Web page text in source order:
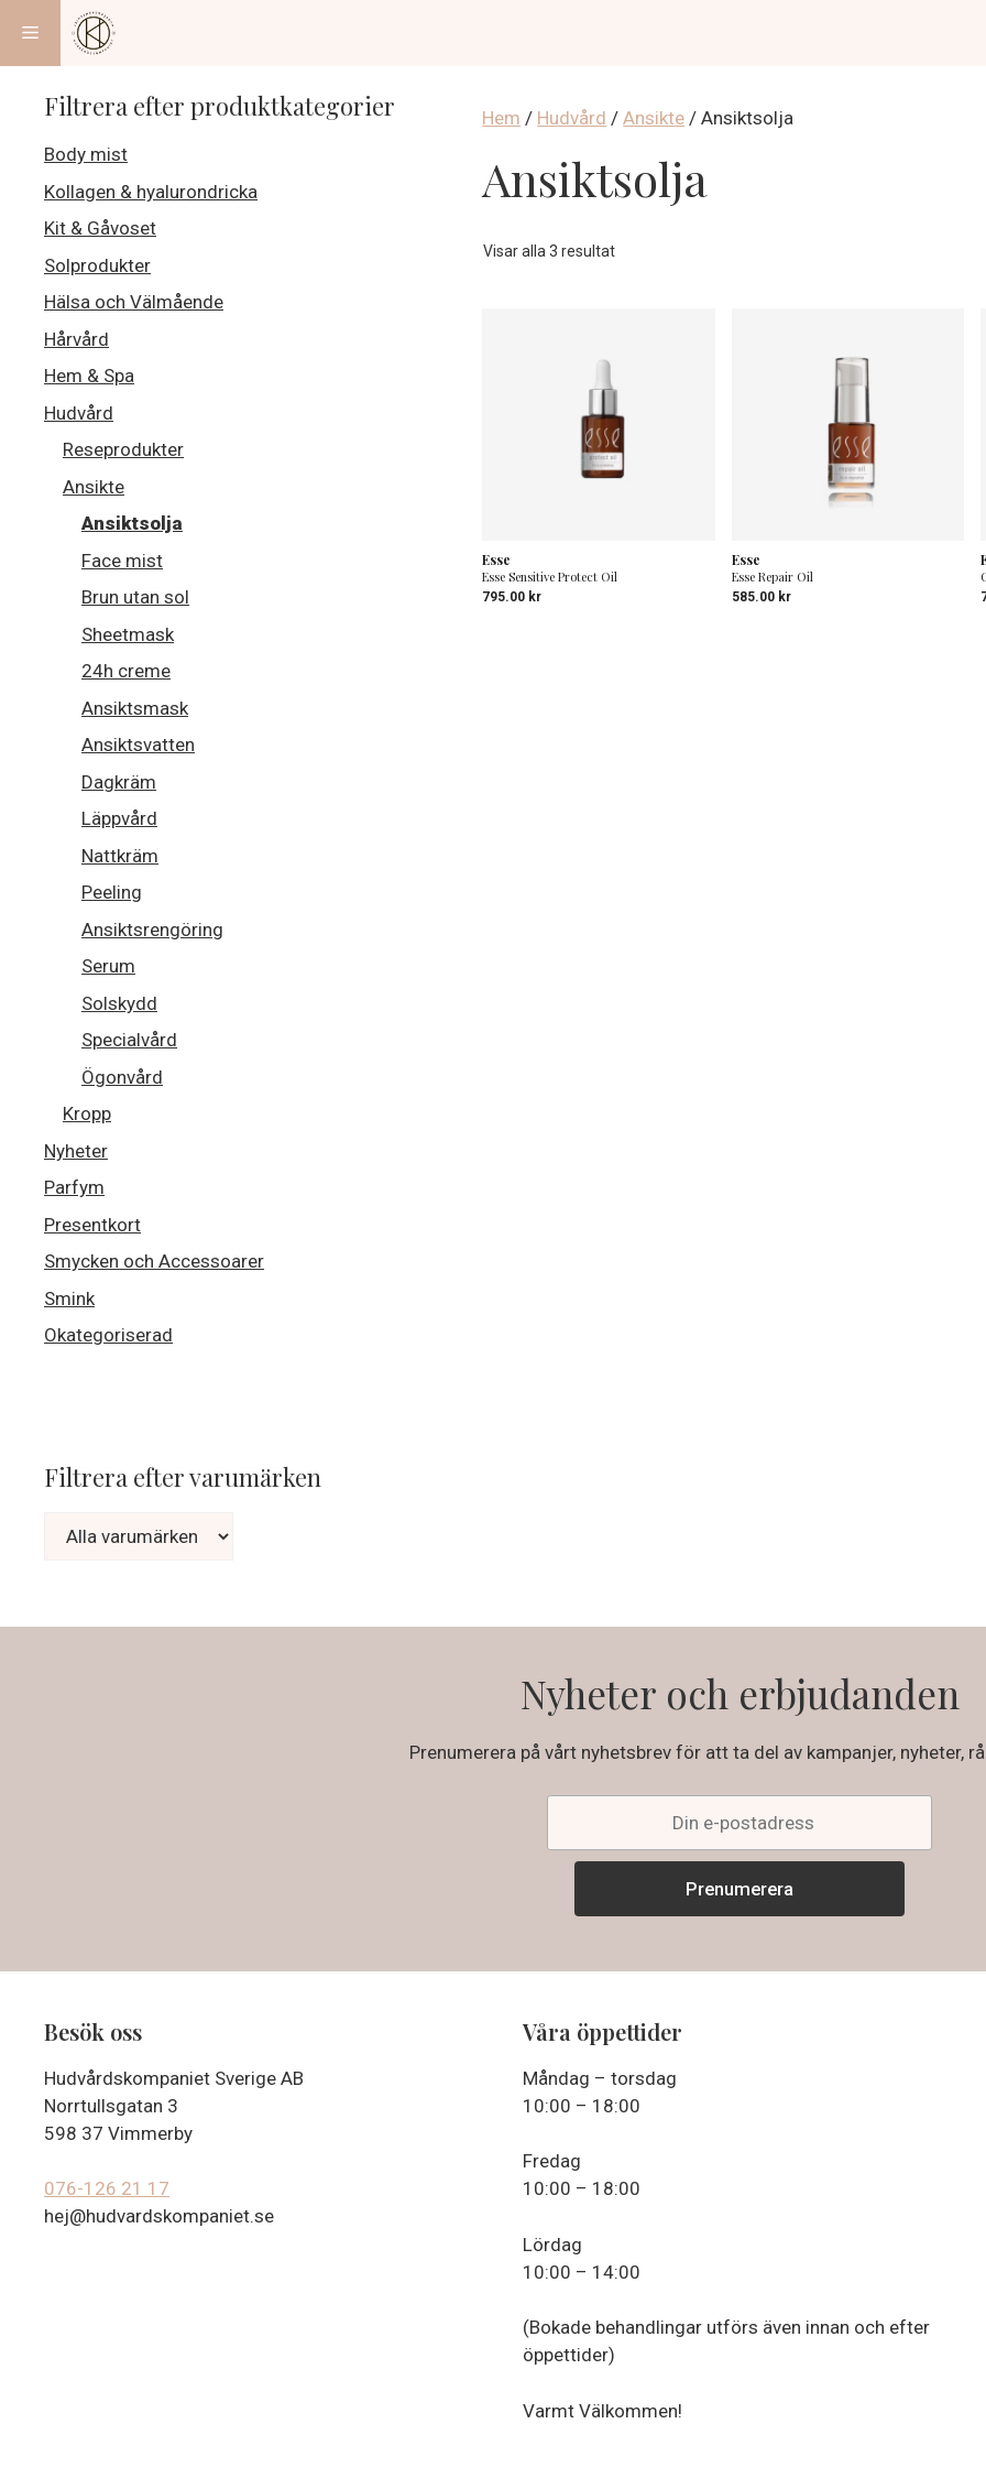
innehåll
Meny
Hem / Hudvård /Ansikte / Ansiktsolja
Ansiktsolja
Visar alla 3 resultatSortera
Esse
Esse Sensitive Protect Oil
795.00 kr
Esse
Esse Repair Oil
585.00 kr
Filtrera efter produktkategorier
Body mist
Kollagen & hyalurondricka
Kit & Gåvoset
Solprodukter
Hälsa och Välmående
Hårvård
Hem & Spa
Hudvård
Reseprodukter
Ansikte
Ansiktsolja
Face mist
Brun utan sol
Sheetmask
24h creme
Ansiktsmask
Ansiktsvatten
Dagkräm
Läppvård
Nattkräm
Peeling
Ansiktsrengöring
Serum
Solskydd
Specialvård
Ögonvård
Kropp
Nyheter
Parfym
Presentkort
Smycken och Accessoarer
Smink
Okategoriserad
Filtrera efter varumärken
Nyheter och erbjudanden
Prenumerera på vårt nyhetsbrev för att ta del av kampanjer, nyheter,
Besök oss
Hudvårdskompaniet Sverige AB
Norrtullsgatan 3
598 37 Vimmerby
076-126 21 17
hej@hudvardskompaniet.se
Våra öppettider
Måndag – torsdag
10:00 – 18:00
Fredag
10:00 – 18:00
Lördag
10:00 – 14:00
(Bokade behandlingar utförs även innan och efter
öppettider)
Varmt Välkommen!